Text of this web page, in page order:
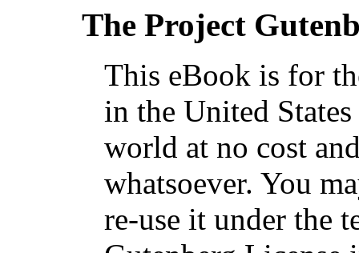
The Project
This eBook is for
in the United
world at no cost
whatsoever. You
re-use it under the